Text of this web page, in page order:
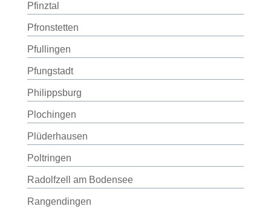
Pfinztal
Pfronstetten
Pfullingen
Pfungstadt
Philippsburg
Plochingen
Plüderhausen
Poltringen
Radolfzell am Bodensee
Rangendingen